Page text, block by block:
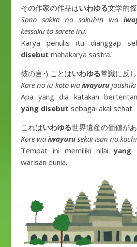
その作家の作品はいわゆる文学的
Sono sakka no sakuhin wa
kessaku to sarete iru.
Karya penulis itu dianggap
disebut mahakarya sastra.
彼の言うことはいわゆる常識に反し
Kare no iu koto wa iwayuru
Apa yang dia katakan
yang disebut sebagai akal sehat.
これはいわゆる世界遺産の価値があ
Kore wa iwayuru sekai isan no
Tempat ini memiliki nilaiyang
warisan dunia.